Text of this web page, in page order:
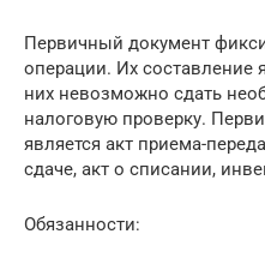
Первичный документ
операции. Их составление
них невозможно сдать
налоговую проверку.
является акт приема-
сдаче, акт о списании,
Обязанности: